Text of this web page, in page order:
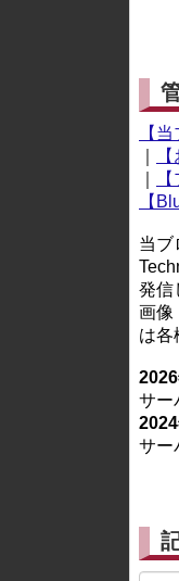
※アド
【
【
当ブ
発信
画像
は各
サー
サー